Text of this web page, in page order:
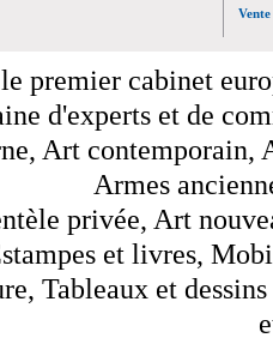
Vente
premier cabinet
d'experts et de
Art contemporain,
Armes
privée, Art
et livres,
Tableaux et